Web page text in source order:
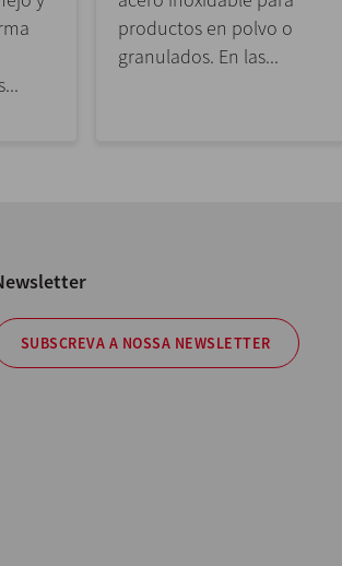
productos en polvo o
granulados. En las...
SUBSCREVA A NOSSA NEWSLETTER